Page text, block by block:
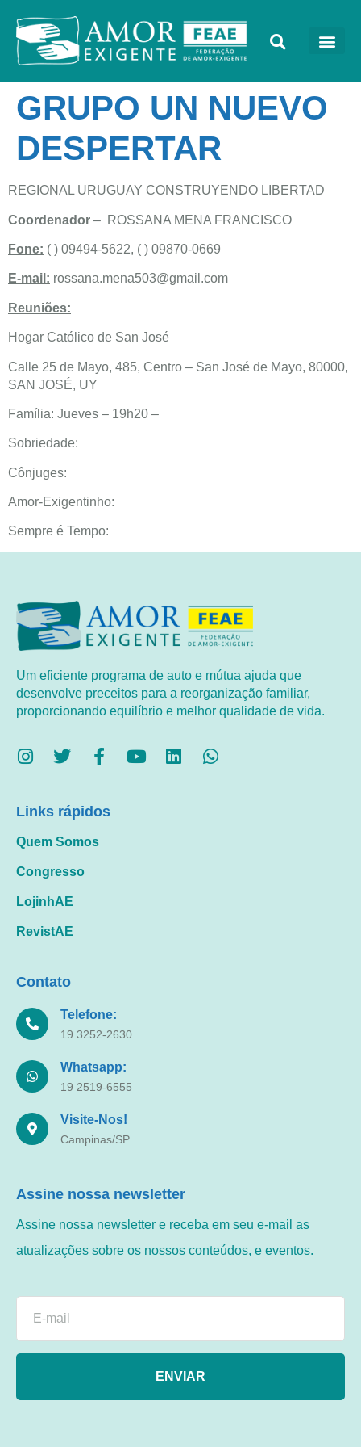
GRUPO UN NUEVO
DESPERTAR
REGIONAL URUGUAY CONSTRUYENDO LIBERTAD
Coordenador – ROSSANA MENA FRANCISCO
Fone: ( ) 09494-5622, ( ) 09870-0669
E-mail: rossana.mena503@gmail.com
Reuniões:
Hogar Católico de San José
Calle 25 de Mayo, 485, Centro – San José de Mayo, 80000,
SAN JOSÉ, UY
Família: Jueves – 19h20 –
Sobriedade:
Cônjuges:
Amor-Exigentinho:
Sempre é Tempo:
Um eficiente programa de auto e mútua ajuda que
desenvolve preceitos para a reorganização familiar,
proporcionando equilíbrio e melhor qualidade de vida.
Links rápidos
Quem Somos
Congresso
LojinhAE
RevistAE
Contato
Telefone:
19 3252-2630
Whatsapp:
19 2519-6555
Visite-Nos!
Campinas/SP
Assine nossa newsletter
Assine nossa newsletter e receba em seu e-mail as
atualizações sobre os nossos conteúdos, e eventos.
ENVIAR